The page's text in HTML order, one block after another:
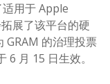
用于 Apple
展了该平台的硬
的治理投票
6 月 15 日生效。